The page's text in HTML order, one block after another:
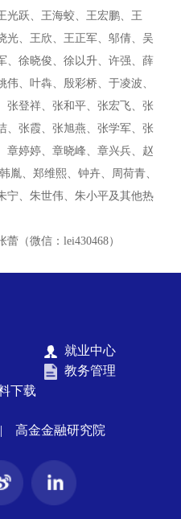
光跃、王海蛟、王宏鹏、王
光、王欣、王正军、邬倩、吴
、徐晓俊、徐以升、许强、薛
、叶犇、殷彩桥、于凌波、
张登祥、张和平、张宏飞、张
、张霞、张旭燕、张学军、张
章婷婷、章晓峰、章兴兵、赵
胤、郑维熙、钟卉、周荷青、
宁、朱世伟、朱小平及其他热
（微信：lei430468）
就业中心
教务管理
下载
高金金融研究院